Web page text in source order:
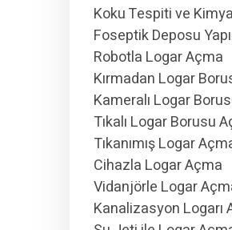
Koku Tespiti ve
Foseptik Deposu
Robotla Logar Açma
Kırmadan Logar
Kameralı Logar
Tıkalı Logar Borusu
Tıkanımış Logar
Cihazla Logar Açma
Vidanjörle Logar
Kanalizasyon Logarı